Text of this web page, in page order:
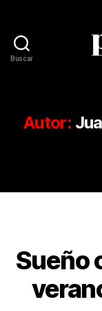
Buscar
Autor:
Sueño